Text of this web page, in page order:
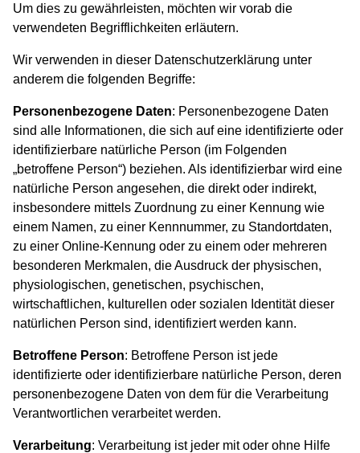
Um dies zu gewährleisten, möchten wir vorab die
verwendeten Begrifflichkeiten erläutern.
Wir verwenden in dieser Datenschutzerklärung unter
anderem die folgenden Begriffe:
Personenbezogene Daten: Personenbezogene Daten
sind alle Informationen, die sich auf eine identifizierte oder
identifizierbare natürliche Person (im Folgenden
„betroffene Person“) beziehen. Als identifizierbar wird eine
natürliche Person angesehen, die direkt oder indirekt,
insbesondere mittels Zuordnung zu einer Kennung wie
einem Namen, zu einer Kennnummer, zu Standortdaten,
zu einer Online-Kennung oder zu einem oder mehreren
besonderen Merkmalen, die Ausdruck der physischen,
physiologischen, genetischen, psychischen,
wirtschaftlichen, kulturellen oder sozialen Identität dieser
natürlichen Person sind, identifiziert werden kann.
Betroffene Person: Betroffene Person ist jede
identifizierte oder identifizierbare natürliche Person, deren
personenbezogene Daten von dem für die Verarbeitung
Verantwortlichen verarbeitet werden.
Verarbeitung: Verarbeitung ist jeder mit oder ohne Hilfe